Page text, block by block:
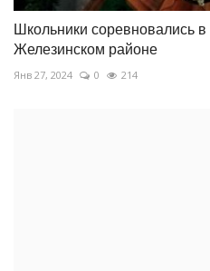
Школьники соревновались
Железинском районе
Янв 27, 2024 0 214